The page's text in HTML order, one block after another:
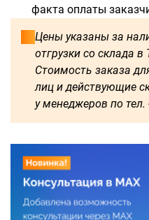
факта оплаты
Цены указаны за
отгрузки со склада в
Стоимость заказа
лиц и действующие
у менеджеров по тел.
3500
4500